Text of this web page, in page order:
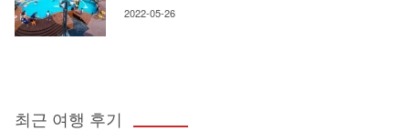
2022-05-26
최근 여행 후기